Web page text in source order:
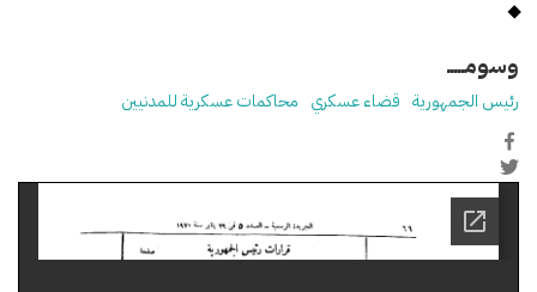
وسومـــــ
رئيس الجمهورية قضاء عسكري محاكمات عسكرية للمدنيين